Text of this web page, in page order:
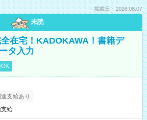
掲載日：2026.08.07
未読
在宅！KADOKAWA！書籍デ
タ入力
支給あり
給